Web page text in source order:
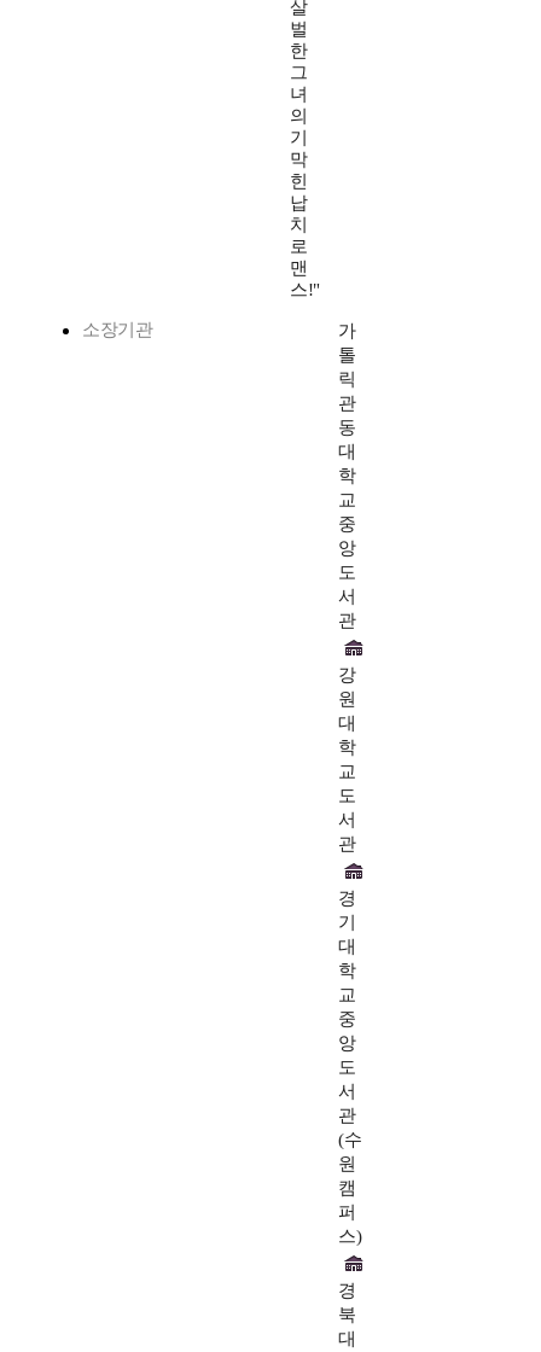
살
벌
한
그
녀
의
기
막
힌
납
치
로
맨
스!"
소장기관
가
톨
릭
관
동
대
학
교
중
앙
도
서
관
강
원
대
학
교
도
서
관
경
기
대
학
교
중
앙
도
서
관
(수
원
캠
퍼
스)
경
북
대